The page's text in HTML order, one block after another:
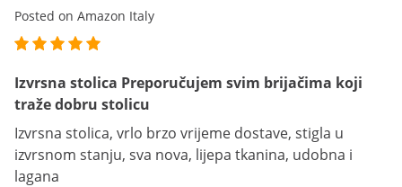
Posted on Amazon Italy
Izvrsna stolica Preporučujem svim brijačima koji
traže dobru stolicu
Izvrsna stolica, vrlo brzo vrijeme dostave, stigla u
izvrsnom stanju, sva nova, lijepa tkanina, udobna i
lagana